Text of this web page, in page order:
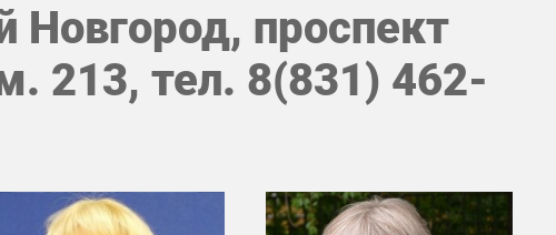
проспект
213, тел. 8(831) 462-